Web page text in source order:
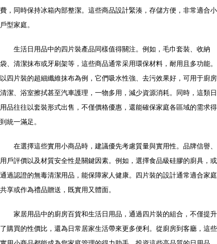
費，同時保持冰箱內部整潔。這些商品設計緊湊，存儲方便，非常適合小
戶型家庭。
生活日用品中的四片裝產品同樣值得關注。例如，毛巾套裝、收納
袋、清潔抹布或牙刷架等，這些商品通常采用環保材料，耐用且多功能。
以四片裝的超細纖維抹布為例，它們吸水性強、去污效果好，可用于廚房
清潔、浴室擦拭甚至汽車護理，一物多用，減少資源消耗。同時，這類日
用品往往以套裝形式出售，不僅價格優惠，還能確保家庭各區域的需求得
到統一滿足。
在選擇這些實用小商品時，建議優先考慮質量與實用性。品牌信譽、
用戶評價以及材質安全性是關鍵因素。例如，選擇食品級硅膠的廚具，或
通過認證的無毒清潔用品，能保障家人健康。四片裝的設計通常適合家庭
共享或作為禮品贈送，既實用又體面。
家居用品中的廚房百貨和生活日用品，通過四片裝的組合，不僅提升
了購買的性價比，還為日常居家生活帶來更多便利。從廚房到客廳，這些